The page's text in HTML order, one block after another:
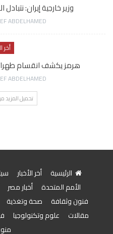
وزير خارجية إيران:
أخر
هرمز يكشف انقسام
تحميل المزيد
الرئيسية أخر الأخبار
الأمم المتحدة
أخبار مصر
فنون وثقافة
صحة وتغذية
مقالات
علوم وتكنولوجيا